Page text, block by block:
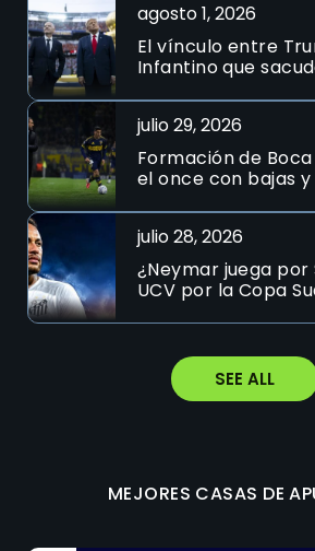
agosto 1, 2026
El vínculo entre
Infantino que
julio 29, 2026
Formación de Boca
el once con bajas
julio 28, 2026
¿Neymar juega
UCV por la Copa
SEE ALL
MEJORES CASAS DE